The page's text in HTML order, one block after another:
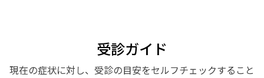
受診ガイド
現在の症状に対し、受診の目安をセルフチェックすること